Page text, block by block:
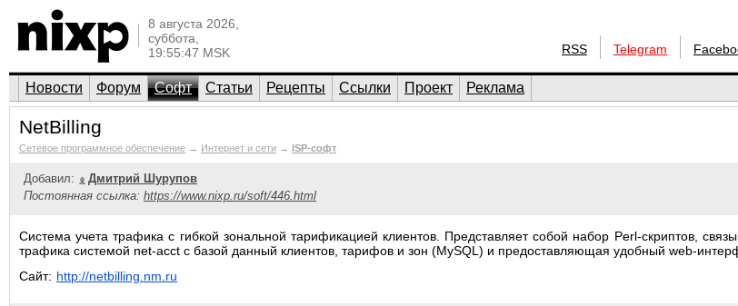
8 августа 2026,
суббота,
19:55:47 MSK
RSS Telegram
Новости Форум Софт Статьи Рецепты Ссылки Проект Реклама
NetBilling
Сетевое программное обеспечение → Интернет и сети → ISP-софт
Добавил:
Дмитрий Шурупов
Постоянная ссылка: https://www.nixp.ru/soft/446.html
Система учета трафика с гибкой зональной тарификацией клиентов. Представляет собой набор Perl-скриптов,
трафика системой net-acct с базой данный клиентов, тарифов и зон (MySQL) и предоставляющая удобный web-
Сайт: http://netbilling.nm.ru